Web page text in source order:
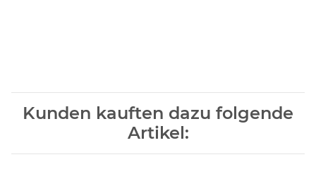
Kunden kauften dazu folgende
Artikel: